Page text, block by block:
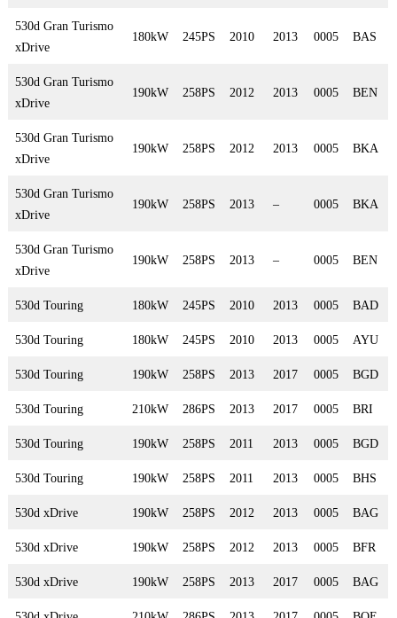
530d Gran Turismo
xDrive
180kW 245PS 2010 2013 0005 BAS
530d Gran Turismo
xDrive
190kW 258PS 2012 2013 0005 BEN
530d Gran Turismo
xDrive
190kW 258PS 2012 2013 0005 BKA
530d Gran Turismo
xDrive
190kW 258PS 2013 – 0005 BKA
530d Gran Turismo
xDrive
190kW 258PS 2013 – 0005 BEN
530d Touring 180kW 245PS 2010 2013 0005 BAD
530d Touring 180kW 245PS 2010 2013 0005 AYU
530d Touring 190kW 258PS 2013 2017 0005 BGD
530d Touring 210kW 286PS 2013 2017 0005 BRI
530d Touring 190kW 258PS 2011 2013 0005 BGD
530d Touring 190kW 258PS 2011 2013 0005 BHS
530d xDrive 190kW 258PS 2012 2013 0005 BAG
530d xDrive 190kW 258PS 2012 2013 0005 BFR
530d xDrive 190kW 258PS 2013 2017 0005 BAG